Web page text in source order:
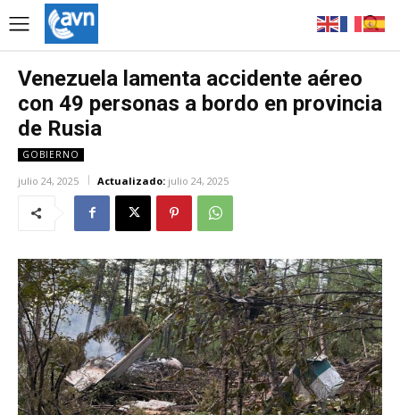
Venezuela lamenta accidente aéreo
con 49 personas a bordo en provincia
de Rusia
GOBIERNO
julio 24, 2025 Actualizado: julio 24, 2025